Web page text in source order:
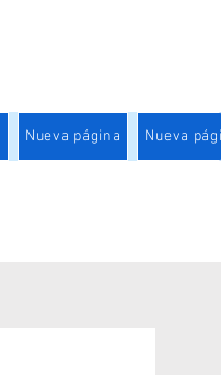
Nueva página Nueva